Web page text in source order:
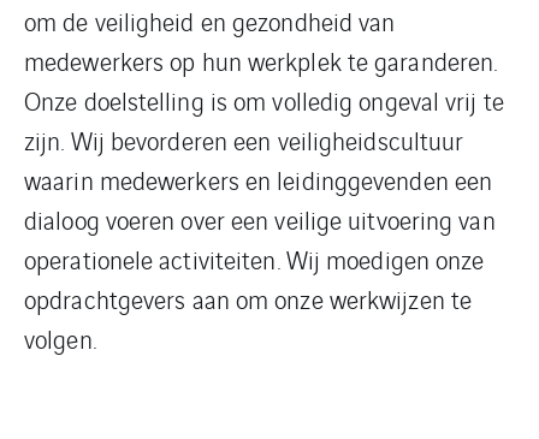
om de veiligheid en gezondheid van
medewerkers op hun werkplek te garanderen.
Onze doelstelling is om volledig ongeval vrij te
zijn. Wij bevorderen een veiligheidscultuur
waarin medewerkers en leidinggevenden een
dialoog voeren over een veilige uitvoering van
operationele activiteiten. Wij moedigen onze
opdrachtgevers aan om onze werkwijzen te
volgen.